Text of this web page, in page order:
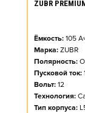
ZUBR
Ёмкость: 105
Марка: ZUBR
Полярность:
Пусковой ток:
Вольт: 12
Технология:
Тип корпуса: